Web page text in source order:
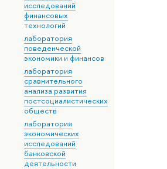
исследований
финансовых
технологий
лаборатория
поведенческой
экономики и финансов
лаборатория
сравнительного
анализа развития
постсоциалистических
обществ
лаборатория
экономических
исследований
банковской
деятельности